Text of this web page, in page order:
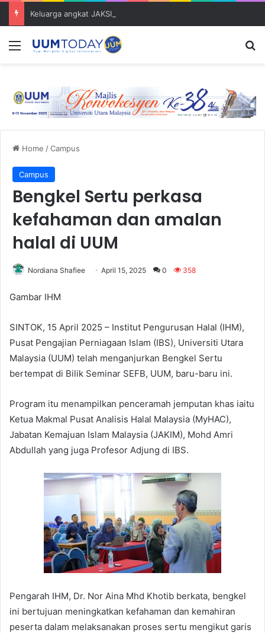
Menu
Home /Campus
Campus
Bengkel Sertu perkasa
kefahaman dan amalan
halal di UUM
Nordiana Shafiee April 15, 2025 0 358
Gambar IHM
SINTOK, 15 April 2025 – Institut Pengurusan Halal (IHM),
Pusat Pengajian Perniagaan Islam (IBS), Universiti Utara
Malaysia (UUM) telah menganjurkan Bengkel Sertu
bertempat di Bilik Seminar SEFB, UUM, baru-baru ini.
Program itu menampilkan penceramah jemputan khas iaitu
Ketua Makmal Pusat Analisis Halal Malaysia (MyHAC),
Jabatan Kemajuan Islam Malaysia (JAKIM), Mohd Amri
Abdullah yang juga Profesor Adjung di IBS.
Pengarah IHM, Dr. Nor Aina Mhd Khotib berkata, bengkel
ini bertujuan meningkatkan kefahaman dan kemahiran
peserta dalam melaksanakan proses sertu mengikut garis